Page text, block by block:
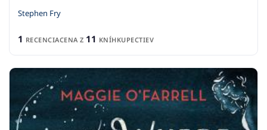
Stephen Fry
1 RECENCIACENA Z 11 KNÍHKUPECTIEV